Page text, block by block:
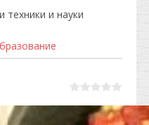
техники и науки